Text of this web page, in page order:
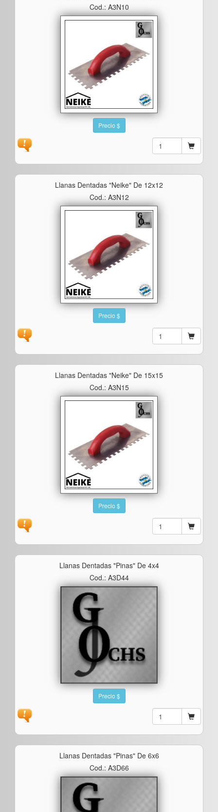
Cod.: A3N10
Precio $
Llanas Dentadas "neike" De 12x12
Cod.: A3N12
Precio $
Llanas Dentadas "neike" De 15x15
Cod.: A3N15
Precio $
Llanas Dentadas "pinas" De 4x4
Cod.: A3D44
Precio $
Llanas Dentadas "pinas" De 6x6
Cod.: A3D66